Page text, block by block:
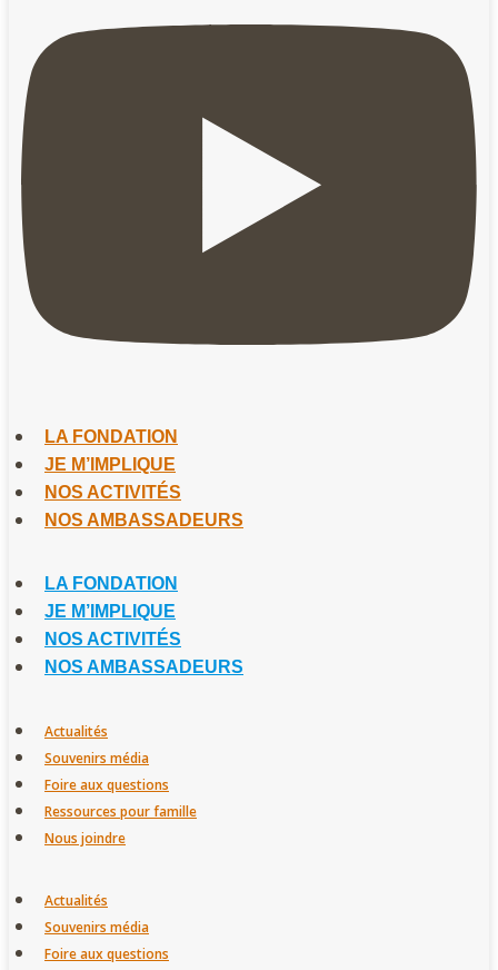
LA FONDATION
JE M’IMPLIQUE
NOS ACTIVITÉS
NOS AMBASSADEURS
LA FONDATION
JE M’IMPLIQUE
NOS ACTIVITÉS
NOS AMBASSADEURS
Actualités
Souvenirs média
Foire aux questions
Ressources pour famille
Nous joindre
Actualités
Souvenirs média
Foire aux questions